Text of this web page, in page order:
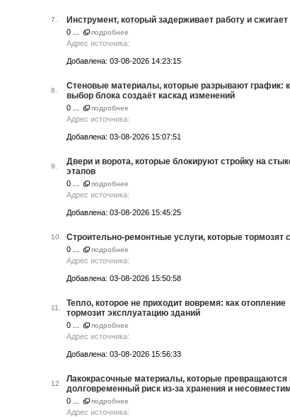
7. Инструмент, который задерживает работу и
0 ... подробнее
Адрес источника:
Добавлена: 03-08-2026 14:23:15
8.
Стеновые материалы, которые разрывают график:
выбор блока создаёт каскад изменений
0 ... подробнее
Адрес источника:
Добавлена: 03-08-2026 15:07:51
9.
Двери и ворота, которые блокируют стройку на
этапов
0 ... подробнее
Адрес источника:
Добавлена: 03-08-2026 15:45:25
10. Строительно-ремонтные услуги, которые тормозят
0 ... подробнее
Адрес источника:
Добавлена: 03-08-2026 15:50:58
11.
Тепло, которое не приходит вовремя: как отопление
тормозит эксплуатацию зданий
0 ... подробнее
Адрес источника:
Добавлена: 03-08-2026 15:56:33
12.
Лакокрасочные материалы, которые превращаются
долговременный риск из-за хранения и
0 ... подробнее
Адрес источника: